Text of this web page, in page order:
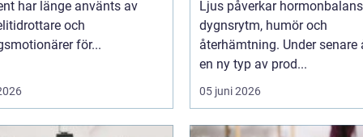
har länge använts av
och
för...
Ljus påverkar
dygnsrytm, humör och
återhämtning. Under senare
en ny typ av prod...
05 juni 2026